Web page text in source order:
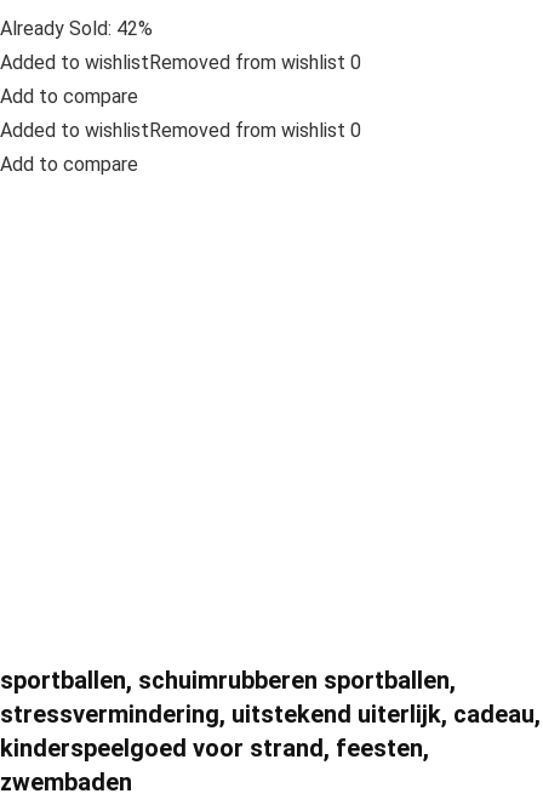
Already Sold: 42%
Added to wishlistRemoved from wishlist 0
Add to compare
Added to wishlistRemoved from wishlist 0
Add to compare
sportballen, schuimrubberen sportballen,
stressvermindering, uitstekend uiterlijk, cadeau,
kinderspeelgoed voor strand, feesten,
zwembaden